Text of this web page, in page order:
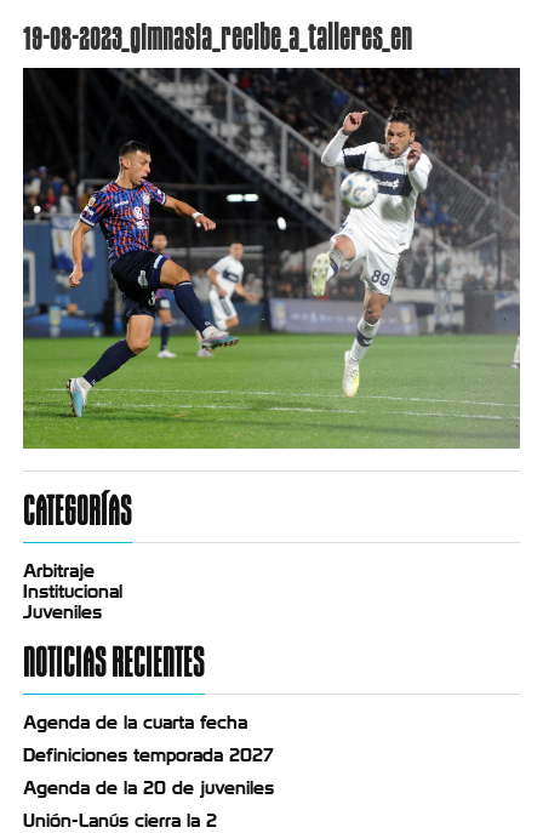
19-08-2023_gimnasia_recibe_a_talleres_en
CATEGORÍAS
Arbitraje
Institucional
Juveniles
NOTICIAS RECIENTES
Agenda de la cuarta fecha
Definiciones temporada 2027
Agenda de la 20 de juveniles
Unión-Lanús cierra la 2